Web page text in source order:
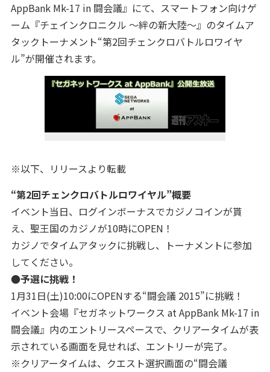
AppBank Mk-17 in 闘会議』にて、スマートフォン向けゲ
ーム『チェインクロニクル ～絆の新大陸～』のタイムア
タックトーナメント“第2回チェンクロバトルロワイヤ
ル”が開催されます。
※以下、リリースより転載
“第2回チェンクロバトルロワイヤル”概要
イベント当日、ログインボーナスでカジノコインが貰
え、聖王国のカジノが10時にOPEN！
カジノでタイムアタックに挑戦し、トーナメントに参加
してください。
●予選に挑戦！
1月31日(土)10:00にOPENする“闘会議 2015”に挑戦！
イベント会場『セガネットワークス at AppBank Mk-17 in
闘会議』内のエントリースペースで、クリアータイムが表
示されている画面を見せれば、エントリーが完了。
※クリアータイムは、クエスト選択画面の“闘会議